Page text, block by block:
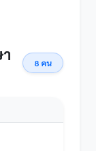
8 คน